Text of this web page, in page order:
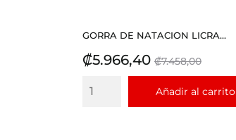
GORRA DE NATACION LICRA...
Precio
₡5.966,40 Precio
base
₡7.458,00
Añadir al carrito